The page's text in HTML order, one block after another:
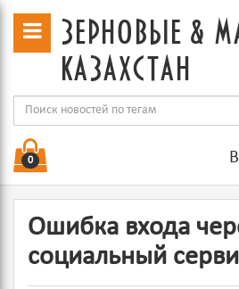
зерновые &
казахстан
0
Ошибка входа
социальный